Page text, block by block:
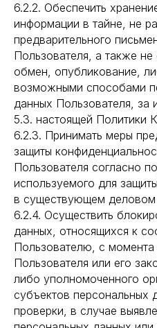
6.2.2. Обеспечить
информации в тайне, не
предварительного
Пользователя, а также
обмен, опубликование,
возможными способами
данных Пользователя, за
5.3. настоящей Политики
6.2.3. Принимать меры
защиты
Пользователя согласно
используемого для
в существующем деловом
6.2.4. Осуществить
данных, относящихся к
Пользователю, с
Пользователя или его
либо уполномоченного
субъектов персональных
проверки, в случае